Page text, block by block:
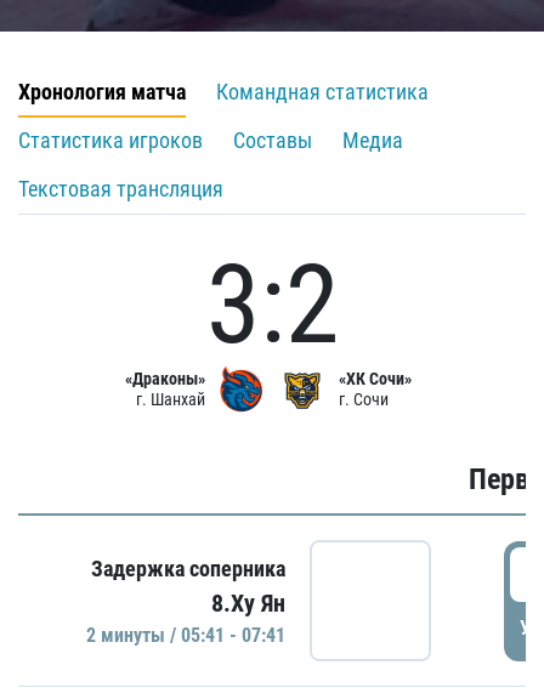
Хронология матча
Командная статистика
Статистика игроков
Составы
Медиа
Текстовая трансляция
«Драконы»
г. Шанхай
3:2
«ХК Сочи»
г. Сочи
Задержка соперника
8.Ху Ян
2 минуты / 05:41 - 07:41